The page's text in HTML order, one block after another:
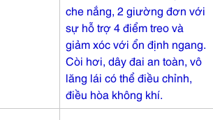
che nắng, 2 giường đơn với
sự hỗ trợ 4 điểm treo và
giảm xóc với ổn định ngang.
Còi hơi, dây đai an toàn, vô
lăng lái có thể điều chỉnh,
điều hòa không khí.